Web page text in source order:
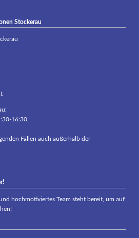
Stockerau
16:30
Fällen auch außerhalb der
hochmotiviertes Team steht bereit, um auf